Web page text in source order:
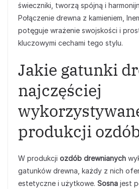
świeczniki, tworzą spójną i
Połączenie drewna z kamieniem,
potęguje wrażenie swojskości i
kluczowymi cechami tego stylu.
Jakie gatunki
najczęściej
produkcji
W produkcji ozdób drewnianych
gatunków drewna, każdy z nich
estetyczne i użytkowe. Sosna jest